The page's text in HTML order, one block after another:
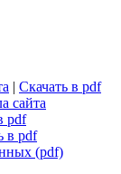
|Скачать в pdf